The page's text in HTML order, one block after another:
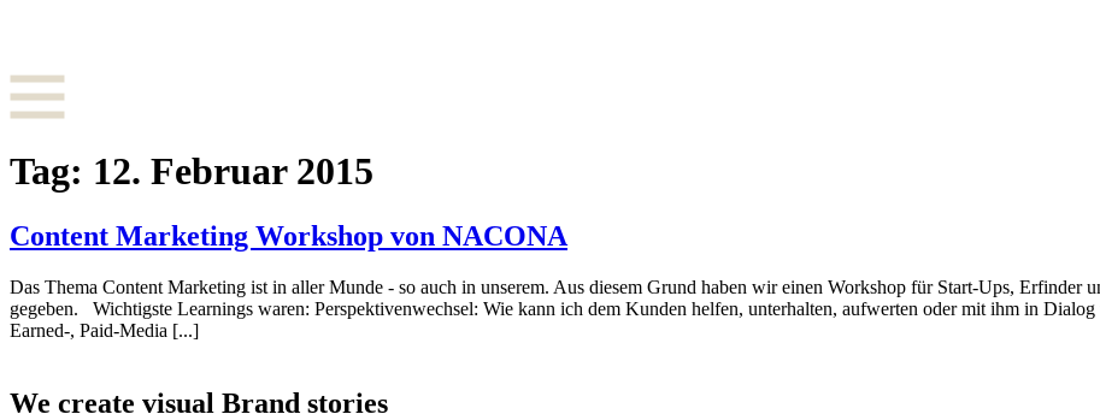
Tag: 12. Februar 2015
Content Marketing Workshop von NACONA
Das Thema Content Marketing ist in aller Munde - so auch in unserem. Aus diesem Grund haben wir einen Workshop für Start-Ups, Erfinder
gegeben. Wichtigste Learnings waren: Perspektivenwechsel: Wie kann ich dem Kunden helfen, unterhalten, aufwerten oder mit ihm in
Earned-, Paid-Media [...]
We create visual Brand stories